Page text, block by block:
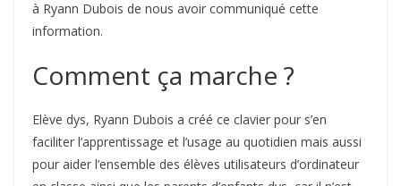
à Ryann Dubois de nous avoir communiqué cette
information.
Comment ça marche ?
Elève dys, Ryann Dubois a créé ce clavier pour s’en
faciliter l’apprentissage et l’usage au quotidien mais aussi
pour aider l’ensemble des élèves utilisateurs d’ordinateur